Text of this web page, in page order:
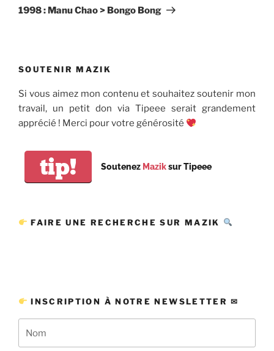
suivant
1998 : Manu Chao > Bongo Bong
SOUTENIR MAZIK
Si vous aimez mon contenu et souhaitez soutenir mon
travail, un petit don via Tipeee serait grandement
apprécié ! Merci pour votre générosité
tip! Soutenez Maziksur Tipeee
FAIRE UNE RECHERCHE SUR MAZIK
INSCRIPTION À NOTRE NEWSLETTER ✉